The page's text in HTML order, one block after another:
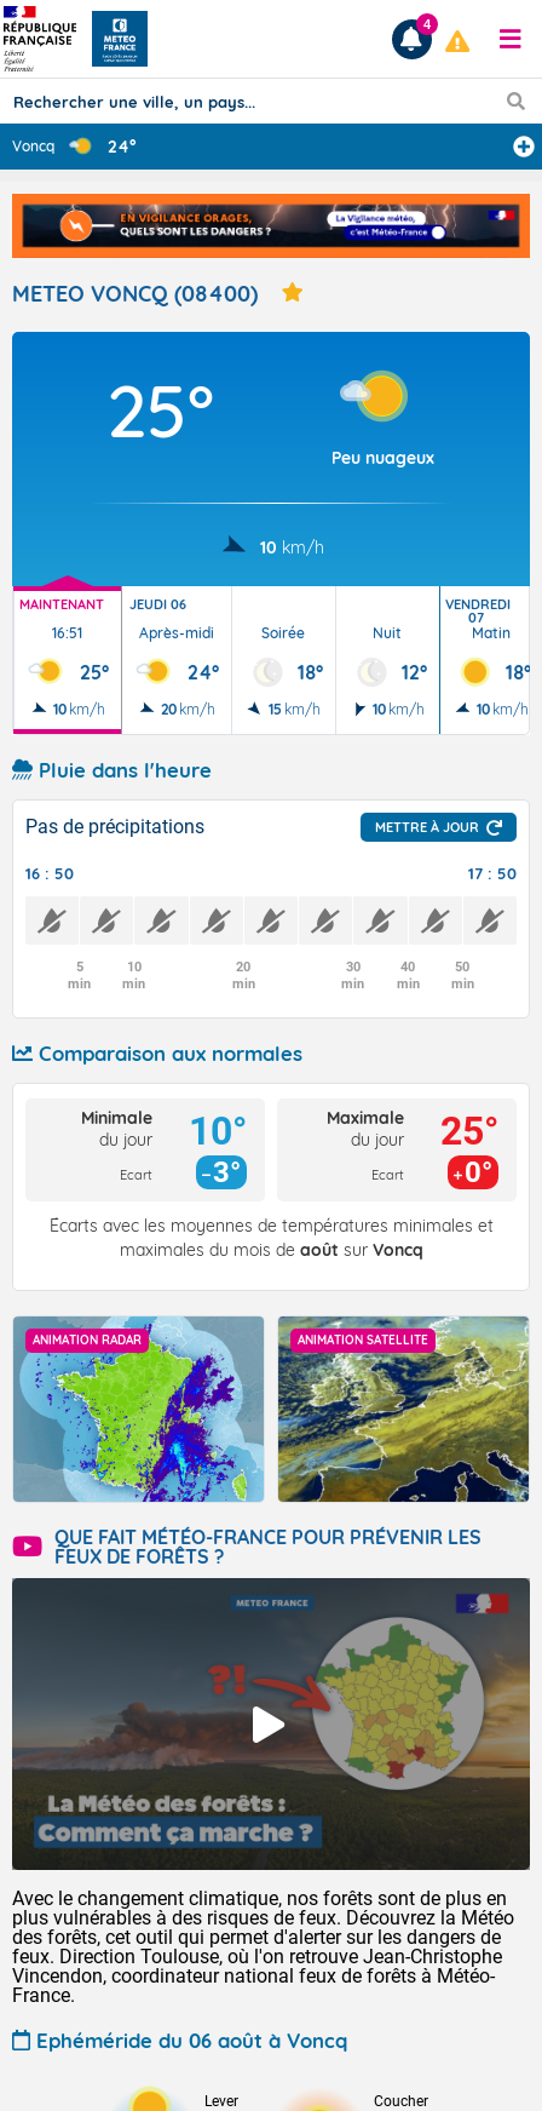
Prévisions
TOUS LES RÉSULTATS
Articles
4
Voncq 24°
METEO VONCQ (08400)
25°
Peu nuageux
10 km/h
MAINTENANT
16:51
25°
10 km/h
JEUDI 06
Après-midi
24°
20 km/h
Soirée
18°
15 km/h
Nuit
12°
10 km/h
VENDREDI
07
Matin
18°
10 km/h
Pluie dans l'heure
Pas de précipitations METTRE À JOUR
16 : 50 17 : 50
5
min
10
min
20
min
30
min
40
min
50
min
Comparaison aux normales
Minimale
du jour
Ecart
10°
3°
Maximale
du jour
Ecart
25°
0°
Écarts avec les moyennes de températures minimales et
maximales du mois de août sur Voncq
ANIMATION RADAR ANIMATION SATELLITE
QUE FAIT MÉTÉO-FRANCE POUR PRÉVENIR LES
FEUX DE FORÊTS ?
Avec le changement climatique, nos forêts sont de plus en
plus vulnérables à des risques de feux. Découvrez la Météo
des forêts, cet outil qui permet d'alerter sur les dangers de
feux. Direction Toulouse, où l'on retrouve Jean-Christophe
Vincendon, coordinateur national feux de forêts à Météo-
France.
Ephéméride du 06 août à Voncq
Lever Coucher